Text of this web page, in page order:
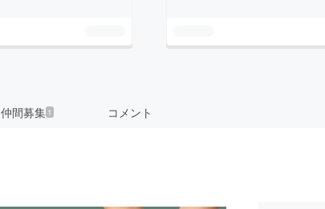
仲間募集 1 コメント